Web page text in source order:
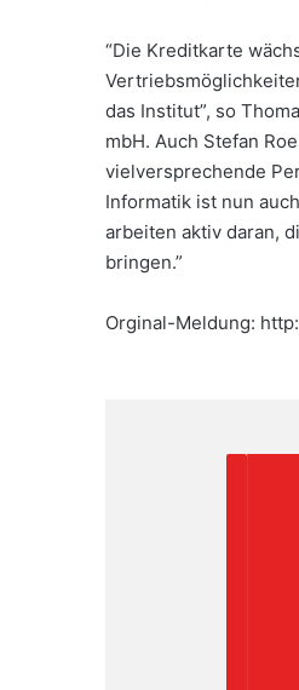
“Die Kreditkarte
das Institut”, so
mbH. Auch Stefan
vielversprechende
Informatik ist nun
arbeiten aktiv daran,
bringen.”
Orginal-Meldung: